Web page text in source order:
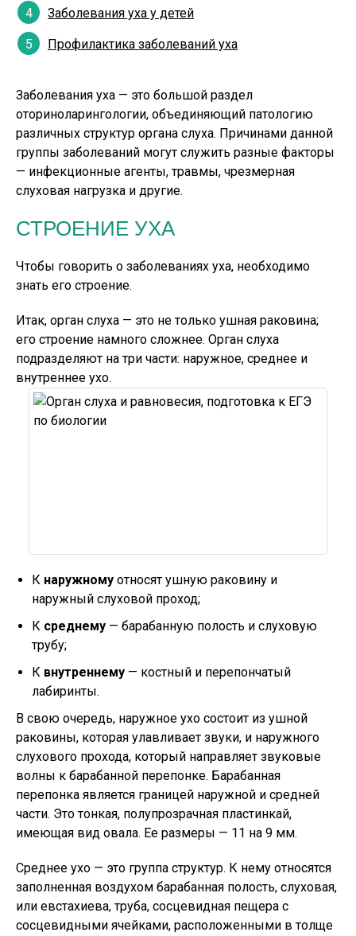
Заболевания уха у детей
Профилактика заболеваний уха
Заболевания уха — это большой раздел
оториноларингологии, объединяющий патологию
различных структур органа слуха. Причинами данной
группы заболеваний могут служить разные факторы
— инфекционные агенты, травмы, чрезмерная
слуховая нагрузка и другие.
СТРОЕНИЕ УХА
Чтобы говорить о заболеваниях уха, необходимо
знать его строение.
Итак, орган слуха — это не только ушная раковина;
его строение намного сложнее. Орган слуха
подразделяют на три части: наружное, среднее и
внутреннее ухо.
К наружному относят ушную раковину и
наружный слуховой проход;
К среднему — барабанную полость и слуховую
трубу;
К внутреннему — костный и перепончатый
лабиринты.
В свою очередь, наружное ухо состоит из ушной
раковины, которая улавливает звуки, и наружного
слухового прохода, который направляет звуковые
волны к барабанной перепонке. Барабанная
перепонка является границей наружной и средней
части. Это тонкая, полупрозрачная пластинкай,
имеющая вид овала. Ее размеры — 11 на 9 мм.
Среднее уxo — это группа структур. К нему относятся
заполненная воздухом барабанная полость, слуховая,
или евстахиева, труба, сосцевидная пещера с
сосцевидными ячейками, расположенными в толще